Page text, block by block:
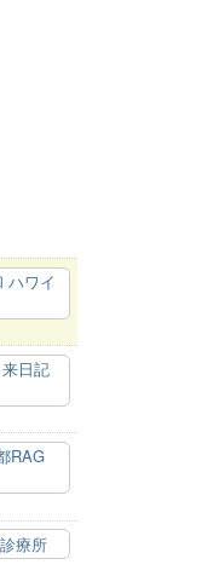
ハワイ
日記
RAG
療所